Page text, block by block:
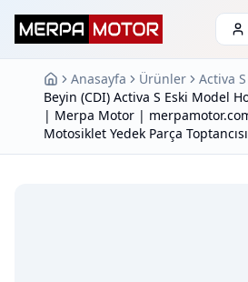
Anasayfa Ürünler
Activa S
Beyin (CDI) Activa S Eski Model
| Merpa Motor |
Motosiklet Yedek Parça Toptancısı